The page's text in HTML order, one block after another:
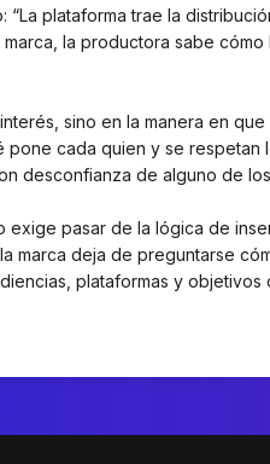
plataforma trae la
la productora sabe
sino en la manera en
cada quien y se
desconfianza de alguno de los
pasar de la lógica de
marca deja de preguntarse
plataformas y